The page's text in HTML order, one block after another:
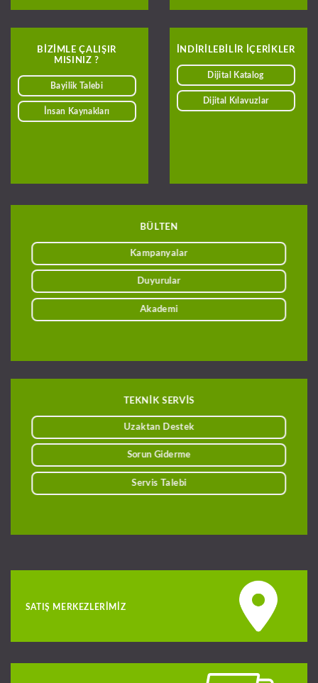
BIZIMLE ÇALIŞIR
MISINIZ ?
Bayilik Talebi
İnsan Kaynakları
INDIRILEBILIR IÇERIKLER
Dijital Katalog
Dijital Kılavuzlar
BÜLTEN
Kampanyalar
Duyurular
Akademi
TEKNİK SERVİS
Uzaktan Destek
Sorun Giderme
Servis Talebi
SATIŞ MERKEZLERIMIZ